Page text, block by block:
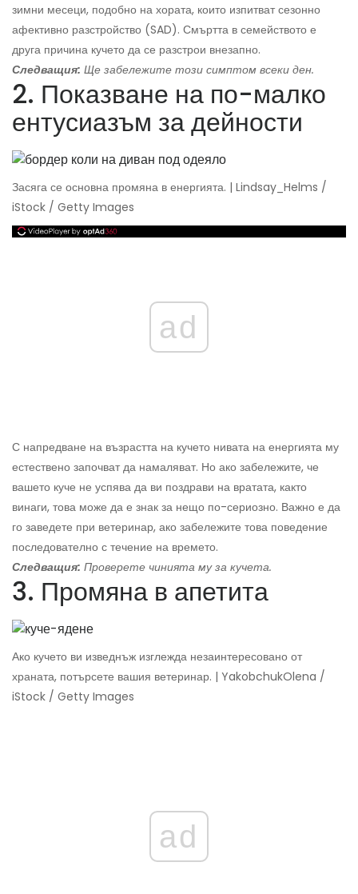
зимни месеци, подобно на хората, които изпитват сезонно
афективно разстройство (SAD). Смъртта в семейството е
друга причина кучето да се разстрои внезапно.
Следващия: Ще забележите този симптом всеки ден.
2. Показване на по-малко
ентусиазъм за дейности
Засяга се основна промяна в енергията. | Lindsay_Helms /
iStock / Getty Images
ad
С напредване на възрастта на кучето нивата на енергията му
естествено започват да намаляват. Но ако забележите, че
вашето куче не успява да ви поздрави на вратата, както
винаги, това може да е знак за нещо по-сериозно. Важно е да
го заведете при ветеринар, ако забележите това поведение
последователно с течение на времето.
Следващия: Проверете чинията му за кучета.
3. Промяна в апетита
Ако кучето ви изведнъж изглежда незаинтересовано от
храната, потърсете вашия ветеринар. | YakobchukOlena /
iStock / Getty Images
ad